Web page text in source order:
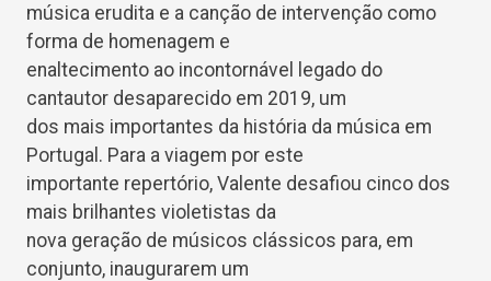
música erudita e a canção de intervenção como
forma de homenagem e
enaltecimento ao incontornável legado do
cantautor desaparecido em 2019, um
dos mais importantes da história da música em
Portugal. Para a viagem por este
importante repertório, Valente desafiou cinco dos
mais brilhantes violetistas da
nova geração de músicos clássicos para, em
conjunto, inaugurarem um